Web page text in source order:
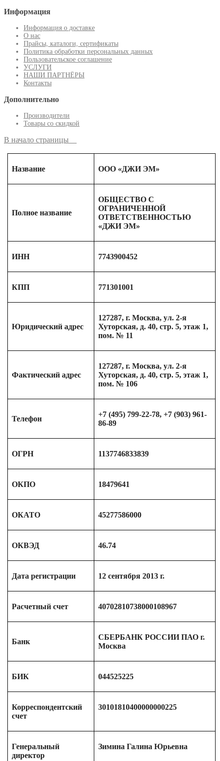
Информация
Информация о доставке
О нас
Прайсы, каталоги, сертификаты
Политика обработки персональных данных
Пользовательское соглашение
УСЛУГИ
НАШИ ПАРТНЁРЫ
Контакты
Дополнительно
Производители
Товары со скидкой
В начало страницы
Название ООО «ДЖИ ЭМ»
Полное название
ОБЩЕСТВО С
ОГРАНИЧЕННОЙ
ОТВЕТСТВЕННОСТЬЮ
«ДЖИ ЭМ»
ИНН 7743900452
КПП 771301001
Юридический адрес
127287, г. Москва, ул. 2-я
Хуторская, д. 40, стр. 5, этаж 1,
пом. № 11
Фактический адрес
127287, г. Москва, ул. 2-я
Хуторская, д. 40, стр. 5, этаж 1,
пом. № 106
Телефон
+7 (495) 799-22-78, +7 (903) 961-
86-89
ОГРН 1137746833839
ОКПО 18479641
ОКАТО 45277586000
ОКВЭД 46.74
Дата регистрации 12 сентября 2013 г.
Расчетный счет 40702810738000108967
Банк
СБЕРБАНК РОССИИ ПАО г.
Москва
БИК 044525225
Корреспондентский
счет
30101810400000000225
Генеральный
директор
Зимина Галина Юрьевна